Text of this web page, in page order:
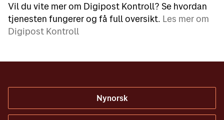
Vil du vite mer om Digipost Kontroll? Se hvordan
tjenesten fungerer og få full oversikt. Les mer om
Digipost Kontroll
Nynorsk